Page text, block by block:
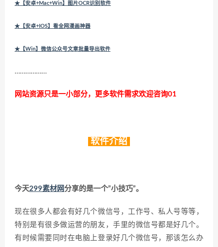
★【安卓+Mac+Win】图片OCR识别软件
★【安卓+IOS】看全网漫画神器
★【Win】微信公众号文章批量导出软件
………………
网站资源只是一小部分，更多软件需求欢迎咨询01
软件介绍
今天299素材网分享的是一个”小技巧”。
现在很多人都会有好几个微信号，工作号、私人号等等，
特别是有很多做运营的朋友，手里的微信号都是好几个。
有时候需要同时在电脑上登录好几个微信号，那该怎么办